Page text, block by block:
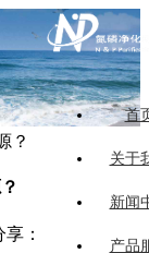
首
关于
新闻
产品
？
：